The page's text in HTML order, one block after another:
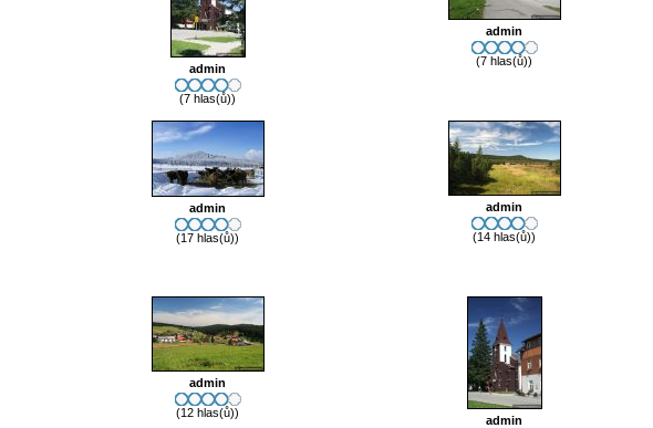
admin
(7 hlas(ů))
admin
(7 hlas(ů))
admin
(17 hlas(ů))
admin
(14 hlas(ů))
admin
(12 hlas(ů))
admin